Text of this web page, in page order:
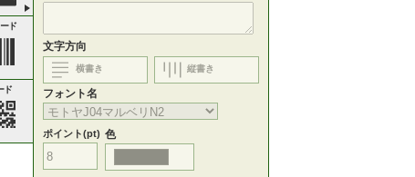
ド
ド
文字方向
横書き 縦書き
フォント名
ポイント(pt) 色